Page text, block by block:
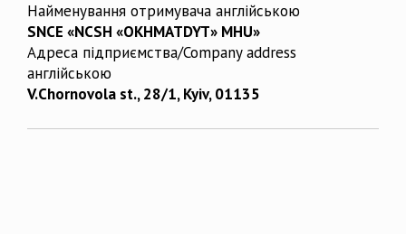
Найменування отримувача англійською
SNCE «NCSH «OKHMATDYT» MHU»
Адреса підприємства/Company address
англійською
V.Chornovola st., 28/1, Kyiv, 01135